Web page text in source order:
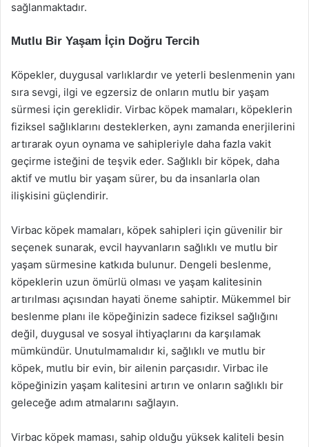
sağlanmaktadır.
Mutlu Bir Yaşam İçin Doğru Tercih
Köpekler, duygusal varlıklardır ve yeterli beslenmenin yanı
sıra sevgi, ilgi ve egzersiz de onların mutlu bir yaşam
sürmesi için gereklidir. Virbac köpek mamaları, köpeklerin
fiziksel sağlıklarını desteklerken, aynı zamanda enerjilerini
artırarak oyun oynama ve sahipleriyle daha fazla vakit
geçirme isteğini de teşvik eder. Sağlıklı bir köpek, daha
aktif ve mutlu bir yaşam sürer, bu da insanlarla olan
ilişkisini güçlendirir.
Virbac köpek mamaları, köpek sahipleri için güvenilir bir
seçenek sunarak, evcil hayvanların sağlıklı ve mutlu bir
yaşam sürmesine katkıda bulunur. Dengeli beslenme,
köpeklerin uzun ömürlü olması ve yaşam kalitesinin
artırılması açısından hayati öneme sahiptir. Mükemmel bir
beslenme planı ile köpeğinizin sadece fiziksel sağlığını
değil, duygusal ve sosyal ihtiyaçlarını da karşılamak
mümkündür. Unutulmamalıdır ki, sağlıklı ve mutlu bir
köpek, mutlu bir evin, bir ailenin parçasıdır. Virbac ile
köpeğinizin yaşam kalitesini artırın ve onların sağlıklı bir
geleceğe adım atmalarını sağlayın.
Virbac köpek maması, sahip olduğu yüksek kaliteli besin